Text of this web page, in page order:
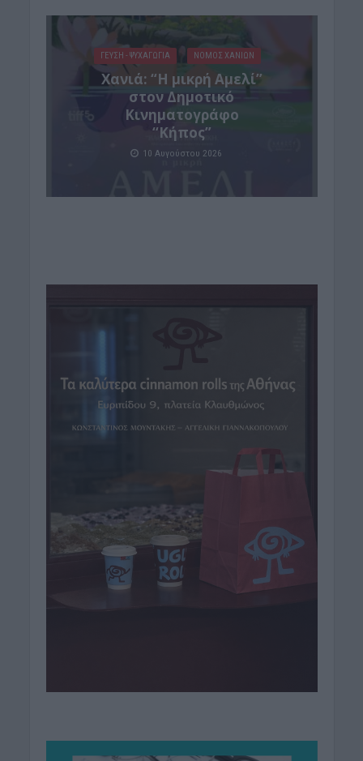
ΓΕΎΣΗ - ΨΥΧΑΓΩΓΊΑ ΝΟΜΌΣ ΧΑΝΊΩΝ
Χανιά: “Η μικρή Αμελί”
στον Δημοτικό
Κινηματογράφο
“Κήπος”
10 Αυγούστου 2026